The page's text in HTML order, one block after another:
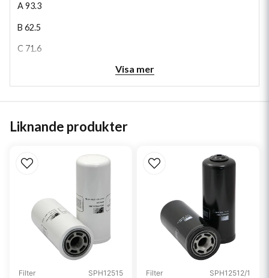
A93.3
B 62.5
C 71.6
Visa mer
Liknande produkter
Filter SPH12515 Filter SPH12512/1